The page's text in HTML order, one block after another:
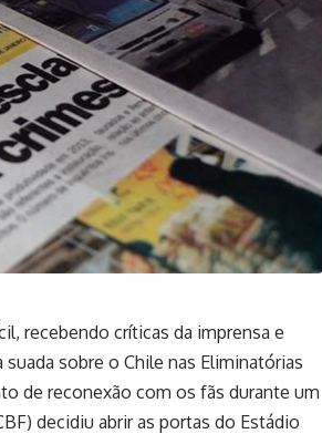
recebendo críticas da imprensa e
sobre o Chile nas Eliminatórias
de reconexão com os fãs durante um
decidiu abrir as portas do Estádio